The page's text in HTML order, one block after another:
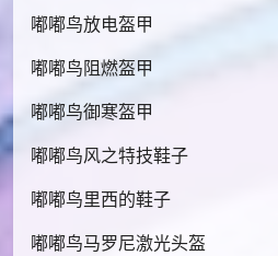
嘟嘟鸟放电盔甲
嘟嘟鸟阻燃盔甲
嘟嘟鸟御寒盔甲
嘟嘟鸟风之特技鞋子
嘟嘟鸟里西的鞋子
嘟嘟鸟马罗尼激光头盔